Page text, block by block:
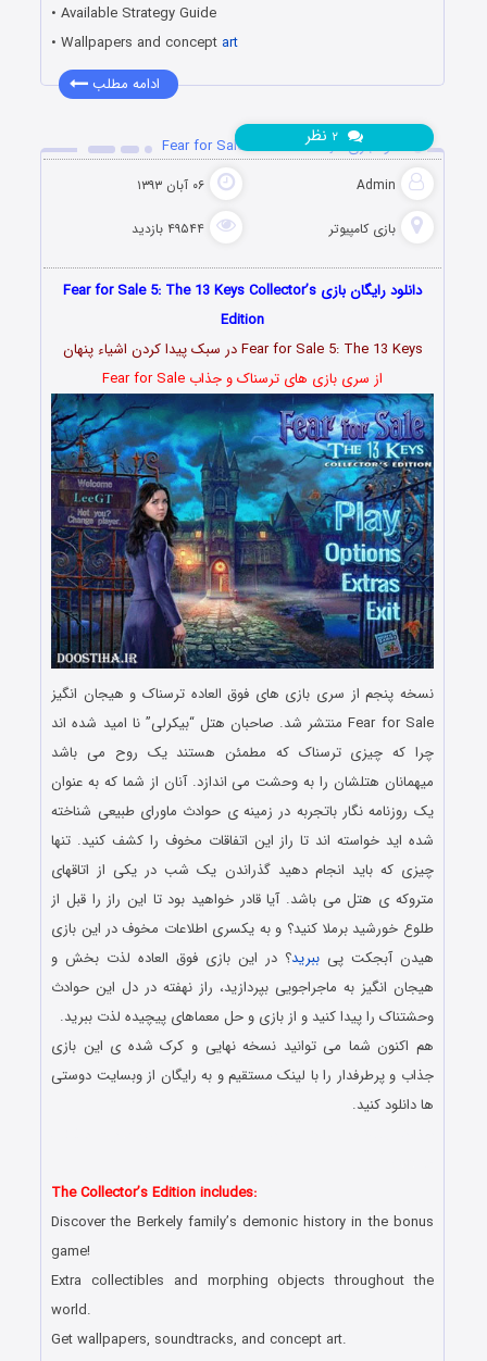
• Available Strategy Guide
• Wallpapers and concept art
ادامه مطلب
دانلود بازی Fear for Sale 5: The 13 Keys
Admin ۰۶ آبان ۱۳۹۳
بازی کامپیوتر ۴۹۵۴۴ بازدید
۲ نظر
دانلود رایگان بازی Fear for Sale 5: The 13 Keys Collector’s
Edition
Fear for Sale 5: The 13 Keys در سبک پیدا کردن اشیاء پنهان
از سری بازی های ترسناک و جذاب Fear for Sale
نسخه پنجم از سری بازی های فوق العاده ترسناک و هیجان انگیز
Fear for Sale منتشر شد. صاحبان هتل “بیکرلی” نا امید شده اند
چرا که چیزی ترسناک که مطمئن هستند یک روح می باشد
میهمانان هتلشان را به وحشت می اندازد. آنان از شما که به عنوان
یک روزنامه نگار باتجربه در زمینه ی حوادث ماورای طبیعی شناخته
شده اید خواسته اند تا راز این اتفاقات مخوف را کشف کنید. تنها
چیزی که باید انجام دهید گذراندن یک شب در یکی از اتاقهای
متروکه ی هتل می باشد. آیا قادر خواهید بود تا این راز را قبل از
طلوع خورشید برملا کنید؟ و به یکسری اطلاعات مخوف در این بازی
هیدن آبجکت پیببرید؟ در این بازی فوق العاده لذت بخش و
هیجان انگیز به ماجراجویی بپردازید، راز نهفته در دل این حوادث
وحشتناک را پیدا کنید و از بازی و حل معماهای پیچیده لذت ببرید.
هم اکنون شما می توانید نسخه نهایی و کرک شده ی این بازی
جذاب و پرطرفدار را با لینک مستقیم و به رایگان از وبسایت دوستی
ها دانلود کنید.
The Collector’s Edition includes:
Discover the Berkely family’s demonic history in the bonus
game!
Extra collectibles and morphing objects throughout the
world.
Get wallpapers, soundtracks, and concept art.